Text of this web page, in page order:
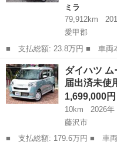
ミラ
79,912km
愛甲郡
■ 支払総額: 23.8万円 ■ 車両本体価格： 150,000 円 ■ メーカー
名： ダイハツ ■ 車種名：
プラスＸ 走行距離７９９
排気量： ...
神奈川 愛甲郡
ダイハツ
届出済未
1,699,000円
10km
2026年
藤沢市
■ 支払総額: 179.6万円 ■ 車両本体価格： 1,699,000 円 ■ メーカ